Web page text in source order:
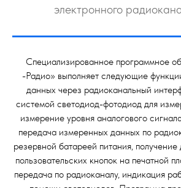
электронного
Специализированное программное
-Радио» выполняет следующие
данных через радиоканальный
системой светодиод-фотодиод для
измерение уровня аналогового
передача измеренных данных по
резервной батареей питания,
пользовательских кнопок на печатной
передача по радиоканалу, индикация